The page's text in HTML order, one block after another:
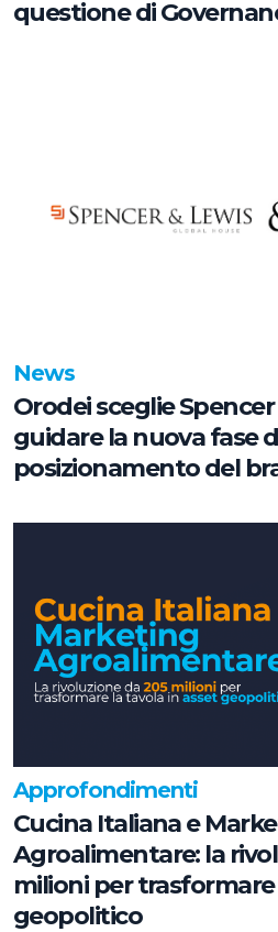
questione di
News
Orodei sceglie
guidare la nuova fase
posizionamento del
Approfondimenti
Cucina Italiana e
Agroalimentare: la
milioni per
geopolitico